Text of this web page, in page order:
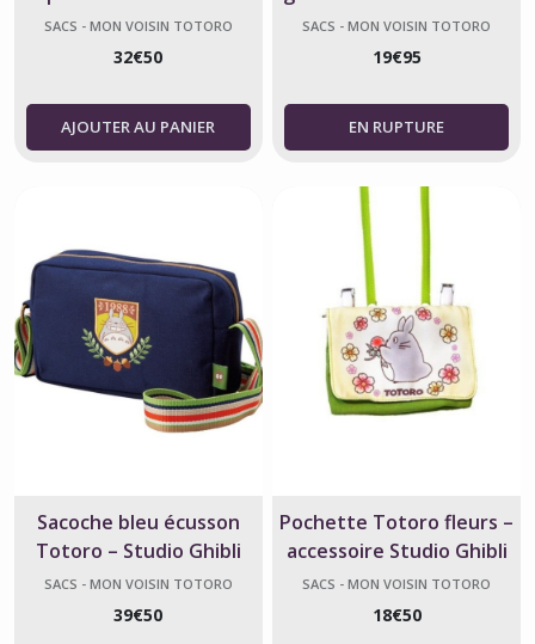
Totoro
SACS - MON VOISIN TOTORO
32€50
AJOUTER AU PANIER
SACS - MON VOISIN TOTORO
19€95
Sacoche bleu écusson
Totoro – Studio Ghibli
officiel
SACS - MON VOISIN TOTORO
39€50
Pochette Totoro fleurs –
accessoire Studio Ghibli
officiel
SACS - MON VOISIN TOTORO
18€50